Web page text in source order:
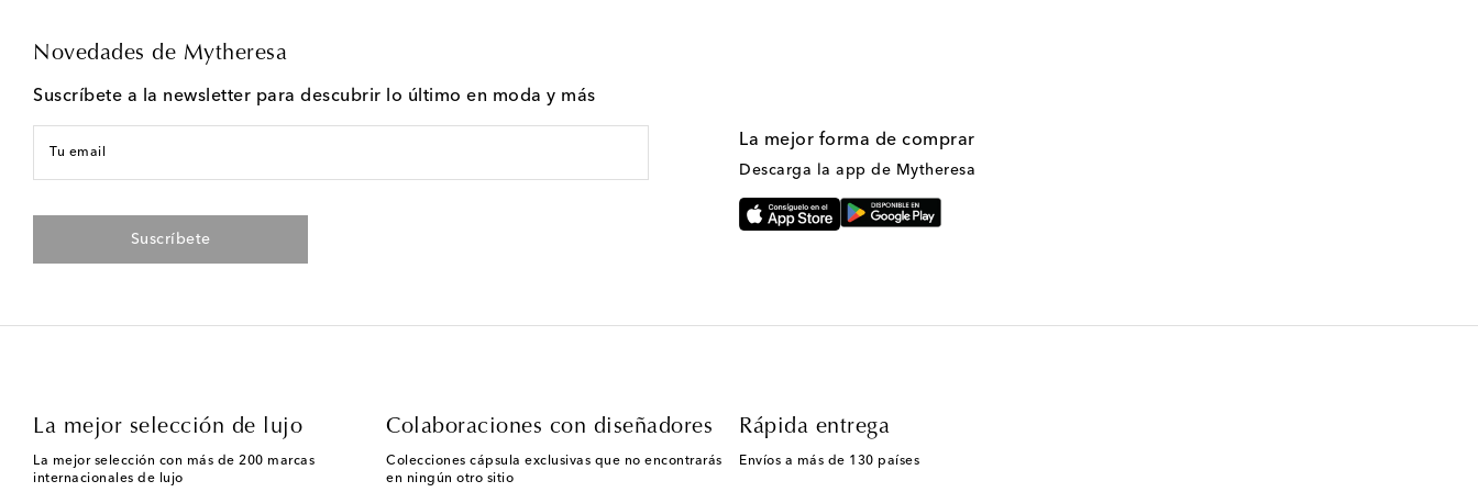
Novedades de Mytheresa
Suscríbete a la newsletter para descubrir lo último en moda y más
Tu email
Suscríbete
La mejor forma de comprar
Descarga la app de Mytheresa
La mejor selección de lujo
La mejor selección con más de 200 marcas
internacionales de lujo
Colaboraciones con diseñadores
Colecciones cápsula exclusivas que no encontrarás
en ningún otro sitio
Rápida entrega
Envíos a más de 130 países